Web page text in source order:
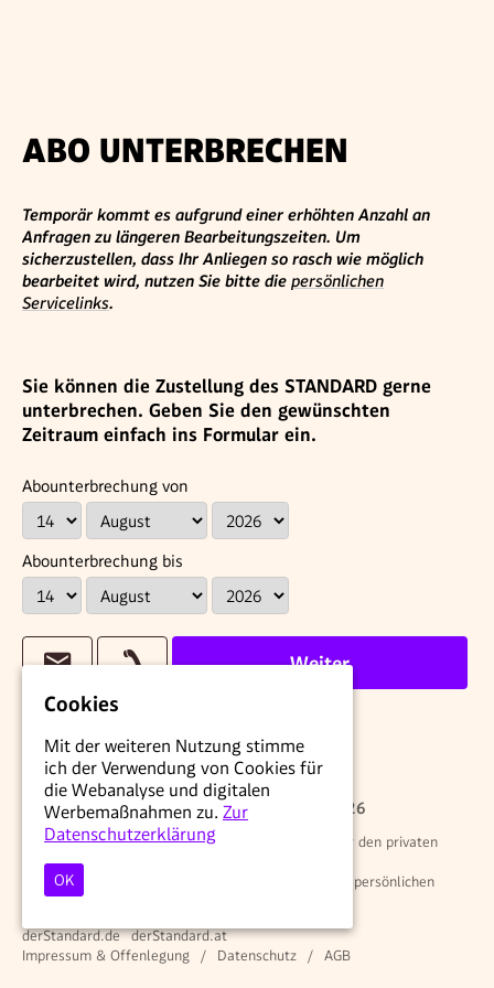
ABO UNTERBRECHEN
Temporär kommt es aufgrund einer erhöhten Anzahl an
Anfragen zu längeren Bearbeitungszeiten. Um
sicherzustellen, dass Ihr Anliegen so rasch wie möglich
bearbeitet wird, nutzen Sie bitte die persönlichen
Servicelinks.
Sie können die Zustellung des STANDARD gerne
unterbrechen. Geben Sie den gewünschten
Zeitraum einfach ins Formular ein.
Abounterbrechung von
Abounterbrechung bis
Weiter
© STANDARD Verlagsgesellschaft m.b.H. 2026
Alle Rechte vorbehalten. Nutzung ausschließlich für den privaten
Eigenbedarf.
Eine Weiterverwendung und Reproduktion über den persönlichen
Gebrauch hinaus ist nicht gestattet.
derStandard.de
derStandard.at
Impressum & Offenlegung
Datenschutz AGB
Cookies
Mit der weiteren Nutzung stimme
ich der Verwendung von Cookies für
die Webanalyse und digitalen
Werbemaßnahmen zu. Zur
Datenschutzerklärung
OK